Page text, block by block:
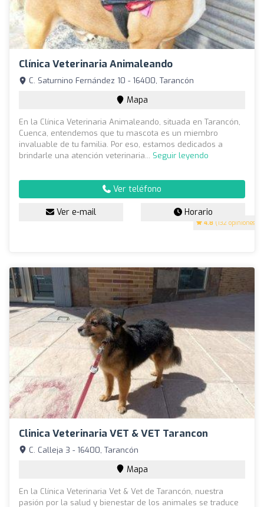
Clínica Veterinaria Animaleando
4.8 (132 opiniones)
C. Saturnino Fernández 10 - 16400, Tarancón
Mapa
En la Clínica Veterinaria Animaleando, situada en Tarancón,
Cuenca, entendemos que tu mascota es un miembro
invaluable de tu familia. Por eso, estamos dedicados a
brindarle una atención veterinaria... Seguir leyendo
Ver teléfono
Ver e-mail Horario
Clinica Veterinaria VET & VET Tarancon
C. Calleja 3 - 16400, Tarancón
Mapa
En la Clínica Veterinaria Vet & Vet de Tarancón, nuestra
pasión por la salud y bienestar de los animales se traduce